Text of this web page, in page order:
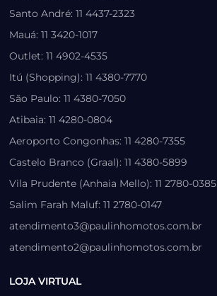
Santo André: 11 4437-2323
Mauá: 11 3420-1017
Outlet: 11 4902-4535
Itú (Shopping): 11 4380-7770
São Paulo: 11 4380-7050
Atibaia: 11 4280-0804
Aeroporto Congonhas: 11 4280-7355
Castelo Branco (Graal): 11 4380-5899
Vila Prudente (Anhaia Mello): 11 2780-0385
Salim Farah Maluf: 11 2780-0147
atendimento3@paulinhomotos.com.br
atendimento2@paulinhomotos.com.br
LOJA VIRTUAL